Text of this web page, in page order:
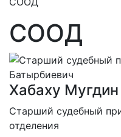
СООД
Хабаху
Cтарший судебный
отделения